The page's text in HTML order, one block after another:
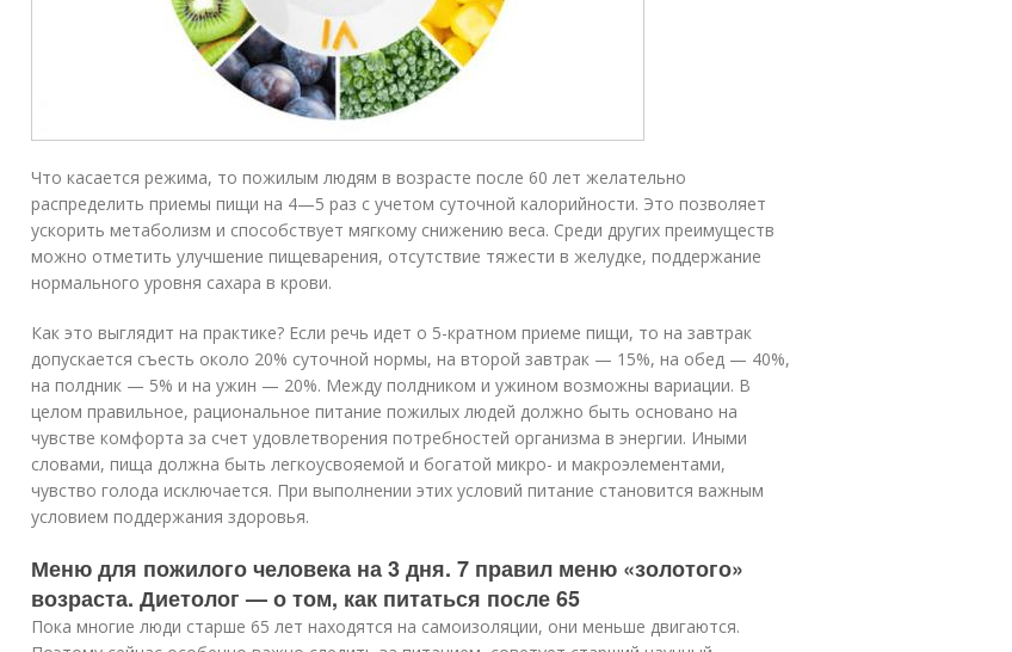
Что касается режима, то пожилым людям в возрасте после 60 лет желательно
распределить приемы пищи на 4—5 раз с учетом суточной калорийности. Это позволяет
ускорить метаболизм и способствует мягкому снижению веса. Среди других преимуществ
можно отметить улучшение пищеварения, отсутствие тяжести в желудке, поддержание
нормального уровня сахара в крови.
Как это выглядит на практике? Если речь идет о 5-кратном приеме пищи, то на завтрак
допускается съесть около 20% суточной нормы, на второй завтрак — 15%, на обед — 40%,
на полдник — 5% и на ужин — 20%. Между полдником и ужином возможны вариации. В
целом правильное, рациональное питание пожилых людей должно быть основано на
чувстве комфорта за счет удовлетворения потребностей организма в энергии. Иными
словами, пища должна быть легкоусвояемой и богатой микро- и макроэлементами,
чувство голода исключается. При выполнении этих условий питание становится важным
условием поддержания здоровья.
Меню для пожилого человека на 3 дня. 7 правил меню «золотого»
возраста. Диетолог — о том, как питаться после 65
Пока многие люди старше 65 лет находятся на самоизоляции, они меньше двигаются.